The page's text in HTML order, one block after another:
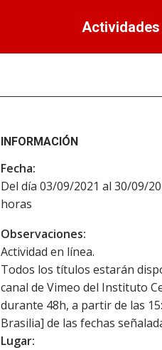
INFORMACIÓN
Fecha:
Del día 03/09/2021 al 30/09/
horas
Observaciones:
Actividad en línea.
Todos los títulos estarán
canal de Vimeo del Instituto
durante 48h, a partir de las
Brasilia] de las fechas
Lugar: